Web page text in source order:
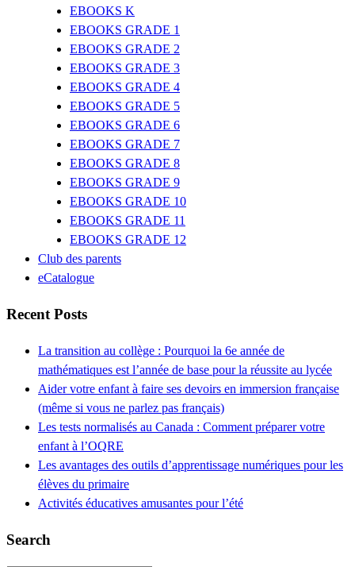
EBOOKS K
EBOOKS GRADE 1
EBOOKS GRADE 2
EBOOKS GRADE 3
EBOOKS GRADE 4
EBOOKS GRADE 5
EBOOKS GRADE 6
EBOOKS GRADE 7
EBOOKS GRADE 8
EBOOKS GRADE 9
EBOOKS GRADE 10
EBOOKS GRADE 11
EBOOKS GRADE 12
Club des parents
eCatalogue
Recent Posts
La transition au collège : Pourquoi la 6e année de
mathématiques est l’année de base pour la réussite au lycée
Aider votre enfant à faire ses devoirs en immersion française
(même si vous ne parlez pas français)
Les tests normalisés au Canada : Comment préparer votre
enfant à l’OQRE
Les avantages des outils d’apprentissage numériques pour les
élèves du primaire
Activités éducatives amusantes pour l’été
Search